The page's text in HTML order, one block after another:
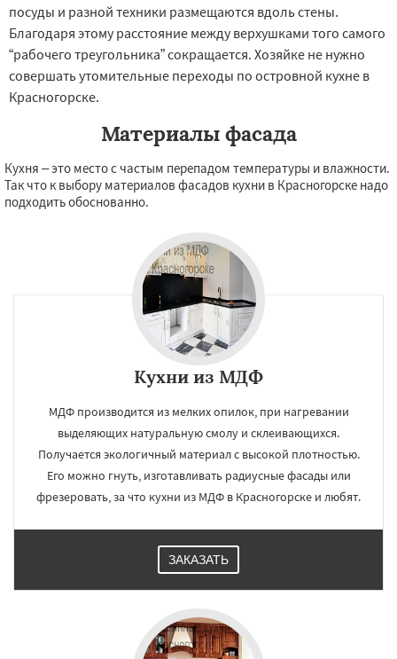
посуды и разной техники размещаются вдоль стены.
Благодаря этому расстояние между верхушками того самого
“рабочего треугольника” сокращается. Хозяйке не нужно
совершать утомительные переходы по островной кухне в
Красногорске.
Материалы фасада
Кухня – это место с частым перепадом температуры и влажности.
Так что к выбору материалов фасадов кухни в Красногорске надо
подходить обоснованно.
Кухни из МДФ
МДФ производится из мелких опилок, при нагревании
выделяющих натуральную смолу и склеивающихся.
Получается экологичный материал с высокой плотностью.
Его можно гнуть, изготавливать радиусные фасады или
фрезеровать, за что кухни из МДФ в Красногорске и любят.
ЗАКАЗАТЬ